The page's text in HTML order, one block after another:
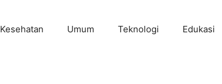
Kesehatan Umum Teknologi Edukasi